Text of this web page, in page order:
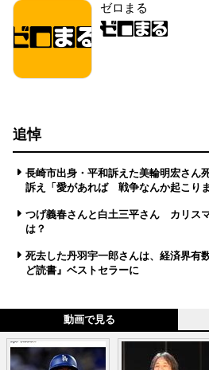
ゼロまる
追悼
長崎市出身・平和訴えた美輪明宏さ
訴え「愛があれば 戦争なんか起こりま
つげ義春さんと白土三平さん カリス
は？
死去した丹羽宇一郎さんは、経済界
ど読書』ベストセラーに
動画で見る